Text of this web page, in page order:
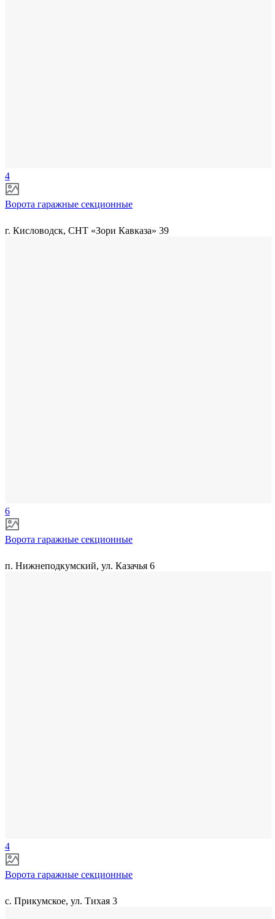
4
Ворота гаражные секционные
г. Кисловодск, СНТ «Зори Кавказа» 39
6
Ворота гаражные секционные
п. Нижнеподкумский, ул. Казачья 6
4
Ворота гаражные секционные
с. Прикумское, ул. Тихая 3